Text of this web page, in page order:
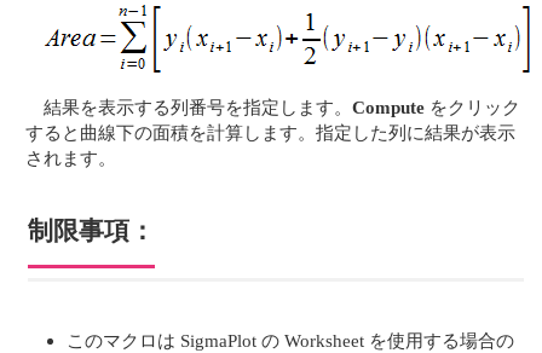
結果を表示する列番号を指定します。Compute をクリック
すると曲線下の面積を計算します。指定した列に結果が表示
されます。
制限事項：
このマクロは SigmaPlot の Worksheet を使用する場合の